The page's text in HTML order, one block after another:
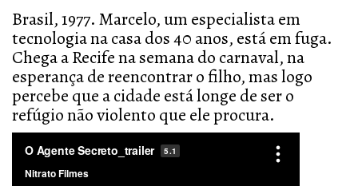
Brasil, 1977. Marcelo, um especialista em
tecnologia na casa dos 40 anos, está em fuga.
Chega a Recife na semana do carnaval, na
esperança de reencontrar o filho, mas logo
percebe que a cidade está longe de ser o
refúgio não violento que ele procura.